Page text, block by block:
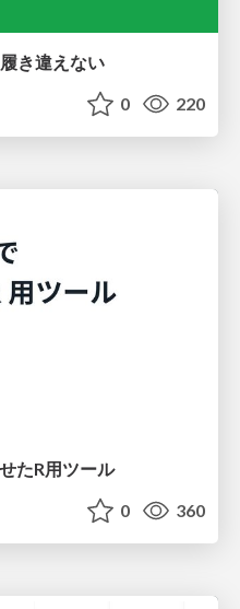
き違えない
0 220
たR用ツール
0 360